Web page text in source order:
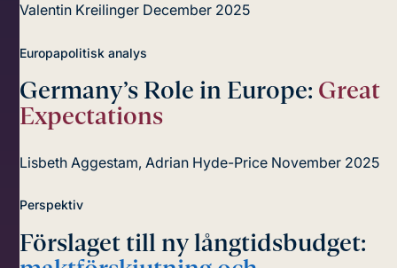
Valentin Kreilinger December 2025
Europapolitisk analys
Germany’s Role in Europe: Great
Expectations
Lisbeth Aggestam, Adrian Hyde-Price November 2025
Perspektiv
Förslaget till ny långtidsbudget: